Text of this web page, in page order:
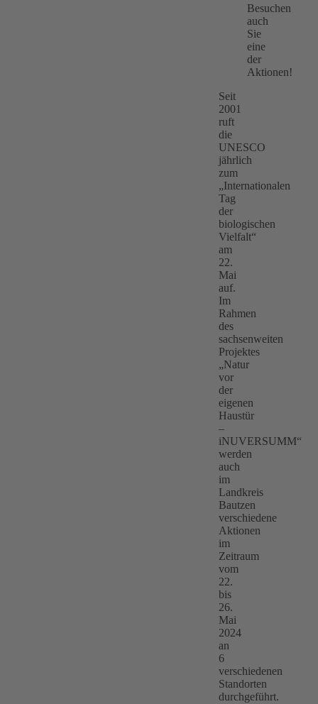
Besuchen
auch
Sie
eine
der
Aktionen!
Seit
2001
ruft
die
UNESCO
jährlich
zum
„Internationalen
Tag
der
biologischen
Vielfalt“
am
22.
Mai
auf.
Im
Rahmen
des
sachsenweiten
Projektes
„Natur
vor
der
eigenen
Haustür
–
iNUVERSUMM“
werden
auch
im
Landkreis
Bautzen
verschiedene
Aktionen
im
Zeitraum
vom
22.
bis
26.
Mai
2024
an
6
verschiedenen
Standorten
durchgeführt.